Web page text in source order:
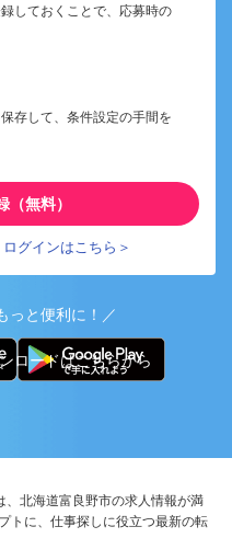
しておくことで、応募時の
存して、条件設定の手間を
（無料）
グインはこちら＞
っと便利に！／
ロードはこちらから
、北海道富良野市の求人情報が満
トに、仕事探しに役立つ最新の転